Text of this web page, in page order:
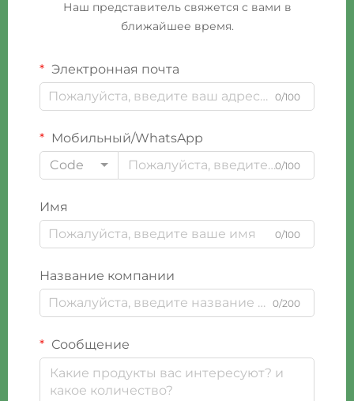
Наш представитель свяжется с вами в
ближайшее время.
Электронная почта
0/100
Мобильный/WhatsApp
Code
0/100
Имя
0/100
Название компании
0/200
Сообщение